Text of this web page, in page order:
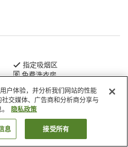
指定吸烟区
免费洗衣房
博多梦之酒店
搜索客房
户体验，并分析我们网站的性能
交媒体、广告商和分析商分享与
隐私政策
息 接受所有